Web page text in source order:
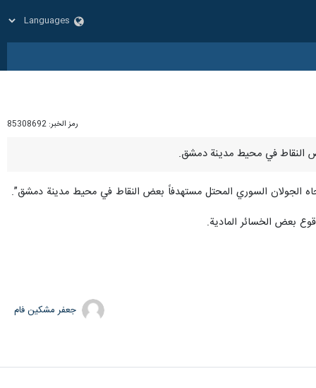
رمز الخبر: 85308692
بعض الخسائر المادية.
جعفر مشکین فام